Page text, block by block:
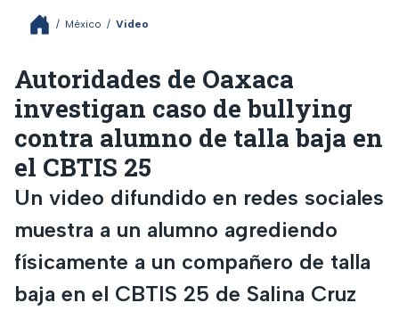
/ México / Video
Autoridades de Oaxaca
investigan caso de bullying
contra alumno de talla baja en
el CBTIS 25
Un video difundido en redes sociales
muestra a un alumno agrediendo
físicamente a un compañero de talla
baja en el CBTIS 25 de Salina Cruz